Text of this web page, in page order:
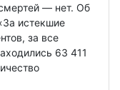
— нет. Об
истекшие
за все
63 411